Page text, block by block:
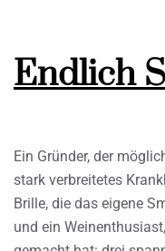
Endlich
Ein Gründer, der
stark verbreitetes
Brille, die das eigene
und ein